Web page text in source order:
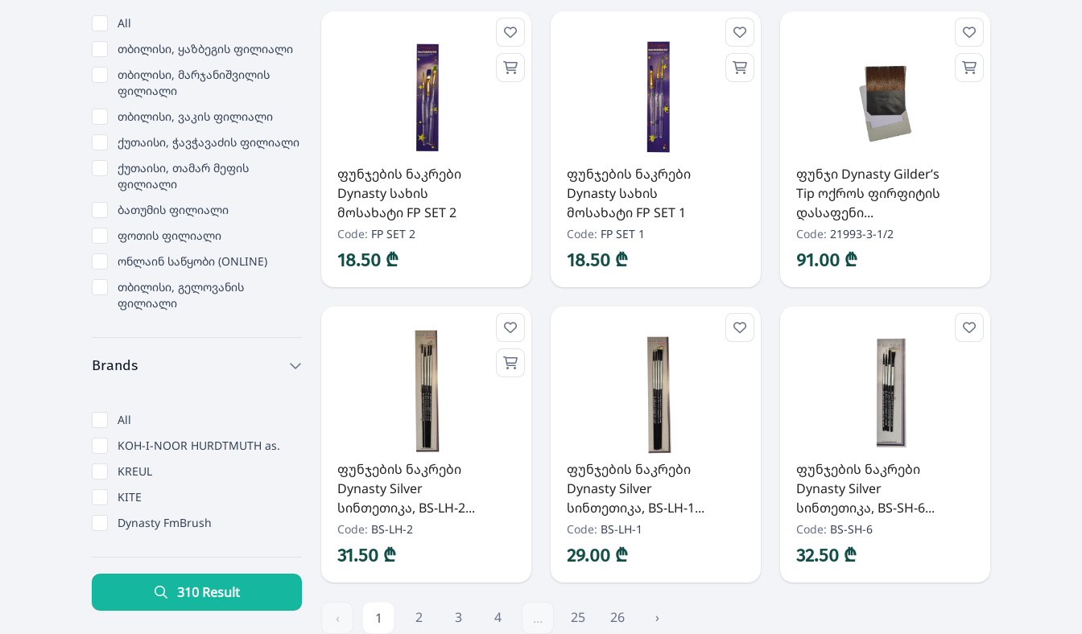
All
თბილისი, ყაზბეგის ფილიალი
თბილისი, მარჯანიშვილის
ფილიალი
თბილისი, ვაკის ფილიალი
ქუთაისი, ჭავჭავაძის ფილიალი
ქუთაისი, თამარ მეფის
ფილიალი
ბათუმის ფილიალი
ფოთის ფილიალი
ონლაინ საწყობი (ONLINE)
თბილისი, გელოვანის
ფილიალი
Brands
All
KOH-I-NOOR HURDTMUTH as.
KREUL
KITE
Dynasty FmBrush
310 Result
ფუნჯების ნაკრები
Dynasty სახის
მოსახატი FP SET 2
Code: FP SET 2
18.50 ₾
ფუნჯების ნაკრები
Dynasty სახის
მოსახატი FP SET 1
Code: FP SET 1
18.50 ₾
ფუნჯი Dynasty Gilder’s
Tip ოქროს ფირფიტის
დასაფენი...
Code: 21993-3-1/2
91.00 ₾
ფუნჯების ნაკრები
Dynasty Silver
სინთეთიკა, BS-LH-2...
Code: BS-LH-2
31.50 ₾
ფუნჯების ნაკრები
Dynasty Silver
სინთეთიკა, BS-LH-1...
Code: BS-LH-1
29.00 ₾
ფუნჯების ნაკრები
Dynasty Silver
სინთეთიკა, BS-SH-6...
Code: BS-SH-6
32.50 ₾
‹ 1 2 3 4 ... 25 26 ›